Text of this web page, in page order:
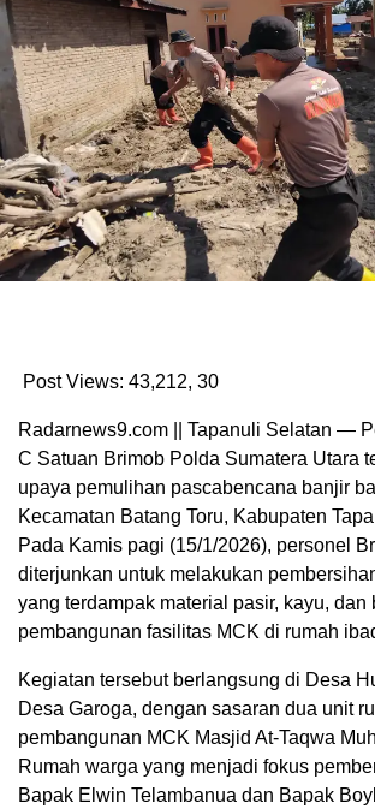
Post Views: 43,212, 30
Radarnews9.com || Tapanuli Selatan —
C Satuan Brimob Polda Sumatera Utara
upaya pemulihan pascabencana banjir
Kecamatan Batang Toru, Kabupaten
Pada Kamis pagi (15/1/2026), personel
diterjunkan untuk melakukan
yang terdampak material pasir, kayu, dan
pembangunan fasilitas MCK di rumah
Kegiatan tersebut berlangsung di Desa
Desa Garoga, dengan sasaran dua unit
pembangunan MCK Masjid At-Taqwa
Rumah warga yang menjadi fokus
Bapak Elwin Telambanua dan Bapak